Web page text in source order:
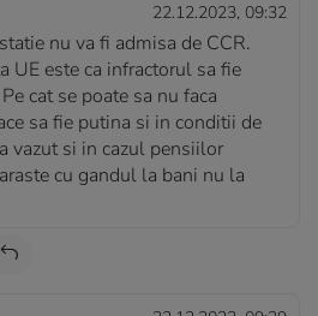
22.12.2023, 09:32
nu va fi admisa de CCR.
UE este ca infractorul sa fie
cat se poate sa nu faca
sa fie putina si in conditii de
vazut si in cazul pensiilor
cu gandul la bani nu la